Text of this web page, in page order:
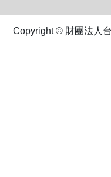
Copyright © 財團法人